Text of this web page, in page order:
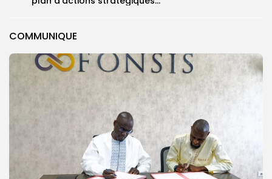
COMMUNIQUE